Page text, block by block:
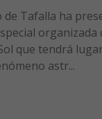
de Tafalla ha
organizada
que tendrá
astr...